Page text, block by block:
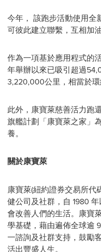
今年， 該跑步活動使用全
可彼此建立聯繫， 互相加
作為一項基於應用程式的
年舉辦以來已吸引超過
3,220,000公里，相當於環
此外，康寶萊慈善活力跑
旗艦計劃「康寶萊之家」
養。
關於康寶萊
康寶萊(紐約證券交易所代
健公司及社群，自 1980
會改善人們的生活。康寶
學基礎，藉由遍佈全球逾
一諮詢及社群支持，鼓勵
活出豐盛人生。